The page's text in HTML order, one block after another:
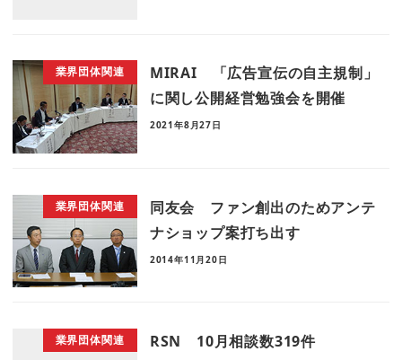
業界団体関連
MIRAI 「広告宣伝の自主規制」
に関し公開経営勉強会を開催
2021年8月27日
業界団体関連
同友会 ファン創出のためアンテ
ナショップ案打ち出す
2014年11月20日
業界団体関連 RSN 10月相談数319件